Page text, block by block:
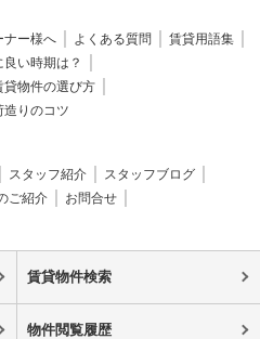
ナー様へ よくある質問
賃貸用語集
い時期は？
貸物件の選び方
造りのコツ
スタッフ紹介
スタッフブログ
ご紹介
お問合せ
賃貸物件検索
物件閲覧履歴